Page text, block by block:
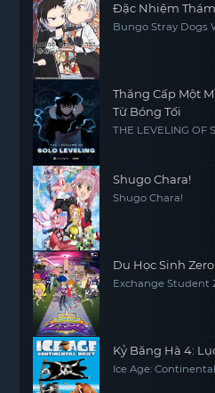
Đặc Nhiệm
Bungo Stray Dogs
Thăng Cấp Một
Từ Bóng Tối
THE LEVELING OF
Shugo Chara!
Shugo Chara!
Du Học Sinh Zero
Exchange Student
Kỷ Băng Hà 4:
Ice Age: